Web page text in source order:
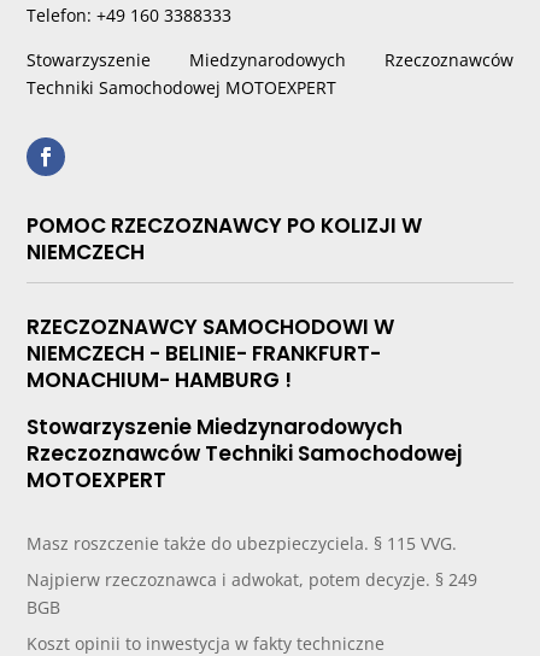
Telefon: +49 160 3388333
Stowarzyszenie Miedzynarodowych Rzeczoznawców
Techniki Samochodowej MOTOEXPERT
POMOC RZECZOZNAWCY PO KOLIZJI W
NIEMCZECH
RZECZOZNAWCY SAMOCHODOWI W
NIEMCZECH - BELINIE- FRANKFURT-
MONACHIUM- HAMBURG !
Stowarzyszenie Miedzynarodowych
Rzeczoznawców Techniki Samochodowej
MOTOEXPERT
Masz roszczenie także do ubezpieczyciela. § 115 VVG.
Najpierw rzeczoznawca i adwokat, potem decyzje. § 249
BGB
Koszt opinii to inwestycja w fakty techniczne